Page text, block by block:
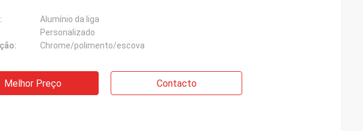
Alumínio da liga
Personalizado
Chrome/polimento/escova
Melhor Preço Contacto